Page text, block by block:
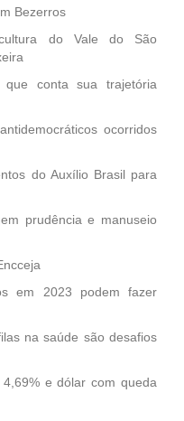
Bezerros
do Vale do São
que conta sua trajetória
ocorridos
do Auxílio Brasil para
prudência e manuseio
em 2023 podem fazer
na saúde são desafios
e dólar com queda